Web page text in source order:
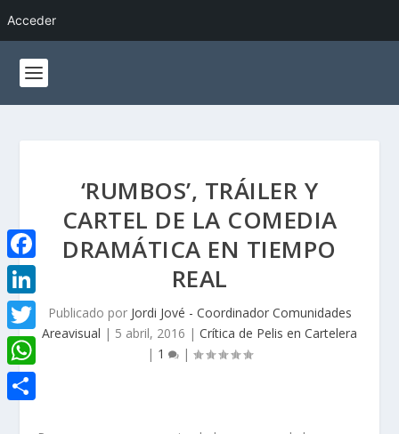
Acceder
‘RUMBOS’, TRÁILER Y
CARTEL DE LA COMEDIA
DRAMÁTICA EN TIEMPO
REAL
Publicado por Jordi Jové - Coordinador Comunidades
Areavisual | 5 abril, 2016 | Crítica de Pelis en Cartelera
| 1 |
F
a
c
e
b
L
i
n
k
T
w
i
W